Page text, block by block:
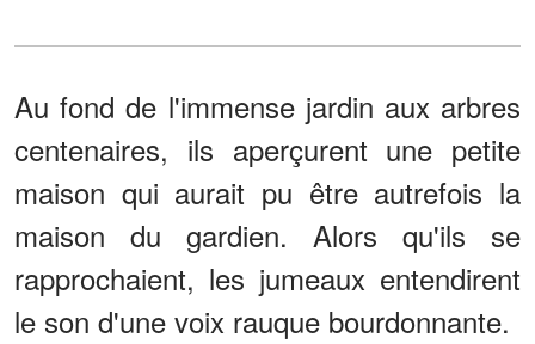
Au fond de l'immense jardin aux arbres
centenaires, ils aperçurent une petite
maison qui aurait pu être autrefois la
maison du gardien. Alors qu'ils se
rapprochaient, les jumeaux entendirent
le son d'une voix rauque bourdonnante.